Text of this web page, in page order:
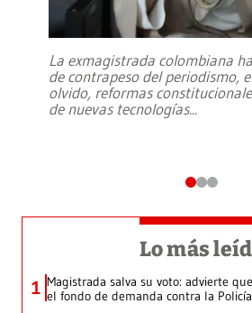
La exmagistrada colombiana
de contrapeso del periodismo,
olvido, reformas
de nuevas tecnologías...
Lo más
1 Magistrada salva su voto: advierte
el fondo de demanda contra la